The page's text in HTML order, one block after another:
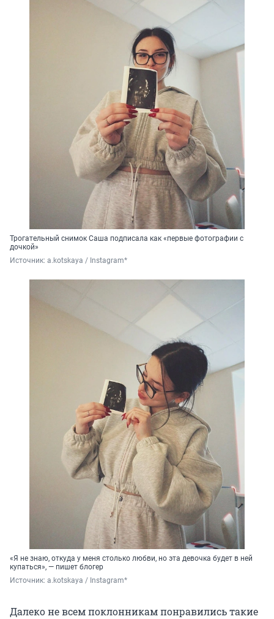
Трогательный снимок Саша подписала как «первые фотографии с
дочкой»
Источник: a.kotskaya / Instagram*
«Я не знаю, откуда у меня столько любви, но эта девочка будет в ней
купаться», — пишет блогер
Источник: a.kotskaya / Instagram*
Далеко не всем поклонникам понравились такие